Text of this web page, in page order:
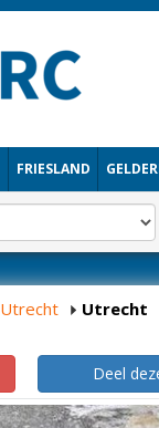
FRIESLAND
Utrecht Utrecht
Deel